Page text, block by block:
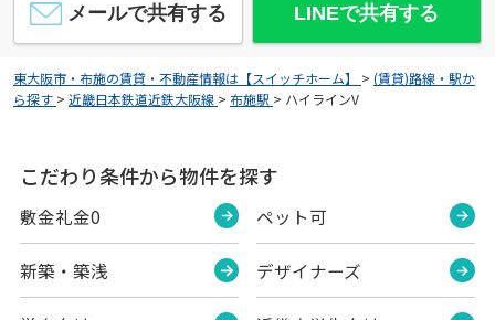
メールで共有する LINEで共有する
東大阪市・布施の賃貸・不動産情報は【スイッチホーム】 > (賃貸)路線・駅か
ら探す > 近畿日本鉄道近鉄大阪線 > 布施駅 > ハイラインV
こだわり条件から物件を探す
敷金礼金0
新築・築浅
ペット可
デザイナーズ